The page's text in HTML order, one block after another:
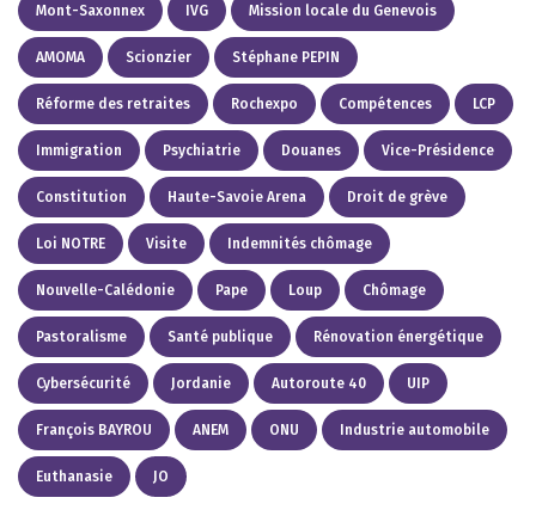
Mont-Saxonnex IVG Mission locale du Genevois
AMOMA Scionzier Stéphane PEPIN
Réforme des retraites Rochexpo Compétences LCP
Immigration Psychiatrie Douanes Vice-Présidence
Constitution Haute-Savoie Arena Droit de grève
Loi NOTRE Visite Indemnités chômage
Nouvelle-Calédonie Pape Loup Chômage
Pastoralisme Santé publique Rénovation énergétique
Cybersécurité Jordanie Autoroute 40 UIP
François BAYROU ANEM ONU Industrie automobile
Euthanasie JO